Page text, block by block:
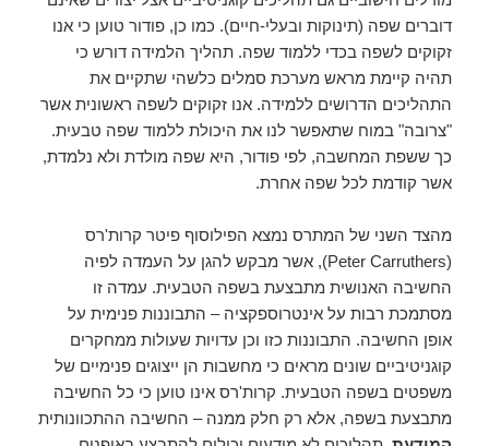
דוברים שפה (תינוקות ובעלי-חיים). כמו כן, פודור טוען כי אנו
זקוקים לשפה בכדי ללמוד שפה. תהליך הלמידה דורש כי
תהיה קיימת מראש מערכת סמלים כלשהי שתקיים את
התהליכים הדרושים ללמידה. אנו זקוקים לשפה ראשונית אשר
"צרובה" במוח שתאפשר לנו את היכולת ללמוד שפה טבעית.
כך ששפת המחשבה, לפי פודור, היא שפה מולדת ולא נלמדת,
אשר קודמת לכל שפה אחרת.
מהצד השני של המתרס נמצא הפילוסוף פיטר קרות'רס
(Peter Carruthers), אשר מבקש להגן על העמדה לפיה
החשיבה האנושית מתבצעת בשפה הטבעית. עמדה זו
מסתמכת רבות על אינטרוספקציה – התבוננות פנימית על
אופן החשיבה. התבוננות כזו וכן עדויות שעולות ממחקרים
קוגניטיביים שונים מראים כי מחשבות הן ייצוגים פנימיים של
משפטים בשפה הטבעית. קרות'רס אינו טוען כי כל החשיבה
מתבצעת בשפה, אלא רק חלק ממנה – החשיבה ההתכוונותית